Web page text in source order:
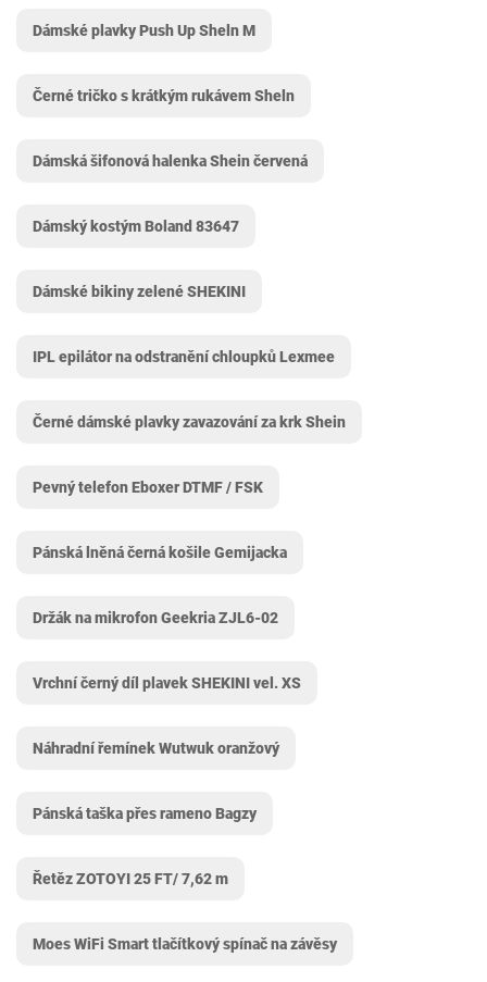
Dámské plavky Push Up Sheln M
Černé tričko s krátkým rukávem Sheln
Dámská šifonová halenka Shein červená
Dámský kostým Boland 83647
Dámské bikiny zelené SHEKINI
IPL epilátor na odstranění chloupků Lexmee
Černé dámské plavky zavazování za krk Shein
Pevný telefon Eboxer DTMF / FSK
Pánská lněná černá košile Gemijacka
Držák na mikrofon Geekria ZJL6-02
Vrchní černý díl plavek SHEKINI vel. XS
Náhradní řemínek Wutwuk oranžový
Pánská taška přes rameno Bagzy
Řetěz ZOTOYI 25 FT/ 7,62 m
Moes WiFi Smart tlačítkový spínač na závěsy